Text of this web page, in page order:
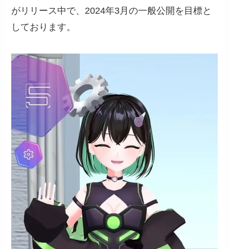
がリリース中で、2024年3月の一般公開を目標と
しております。